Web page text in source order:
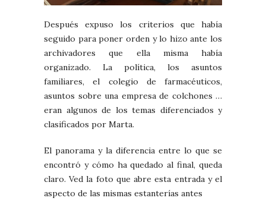
Después expuso los criterios que había
seguido para poner orden y lo hizo ante los
archivadores que ella misma había
organizado. La política, los asuntos
familiares, el colegio de farmacéuticos,
asuntos sobre una empresa de colchones …
eran algunos de los temas diferenciados y
clasificados por Marta.
El panorama y la diferencia entre lo que se
encontró y cómo ha quedado al final, queda
claro. Ved la foto que abre esta entrada y el
aspecto de las mismas estanterías antes